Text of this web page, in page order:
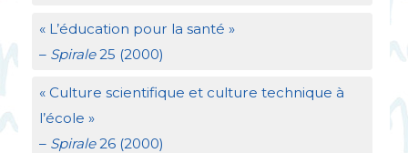
« L’éducation pour la santé »
– Spirale25 (2000)
« Culture scientifique et culture technique à
l’école »
– Spirale26 (2000)